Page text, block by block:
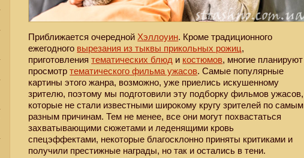
Приближается очередной Хэллоуин. Кроме традиционного
ежегодного вырезания из тыквы прикольных рожиц,
приготовлениятематических блюд и костюмов, многие планируют
просмотртематического фильма ужасов. Самые популярные
картины этого жанра, возможно, уже приелись искушенному
зрителю, поэтому мы подготовили эту подборку фильмов ужасов,
которые не стали известными широкому кругу зрителей по самым
разным причинам. Тем не менее, все они могут похвастаться
захватывающими сюжетами и леденящими кровь
спецэффектами, некоторые благосклонно приняты критиками и
получили престижные награды, но так и остались в тени.